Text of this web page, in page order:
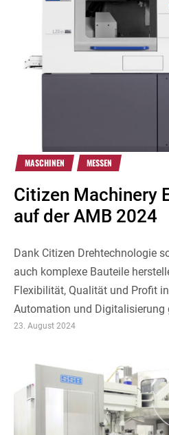
MASCHINEN MESSEN
Citizen Machinery
auf der AMB 2024
Dank Citizen Drehtechnologie
auch komplexe Bauteile
Flexibilität, Qualität und Profit
Automation und Digitalisierung
23. August 2024